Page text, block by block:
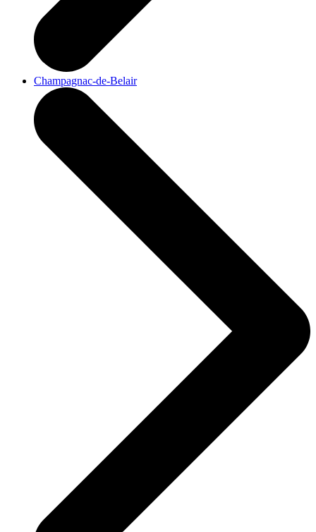
Champagnac-de-Belair